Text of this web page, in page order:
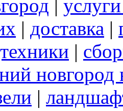
|
| доставка |
|
новгород
|